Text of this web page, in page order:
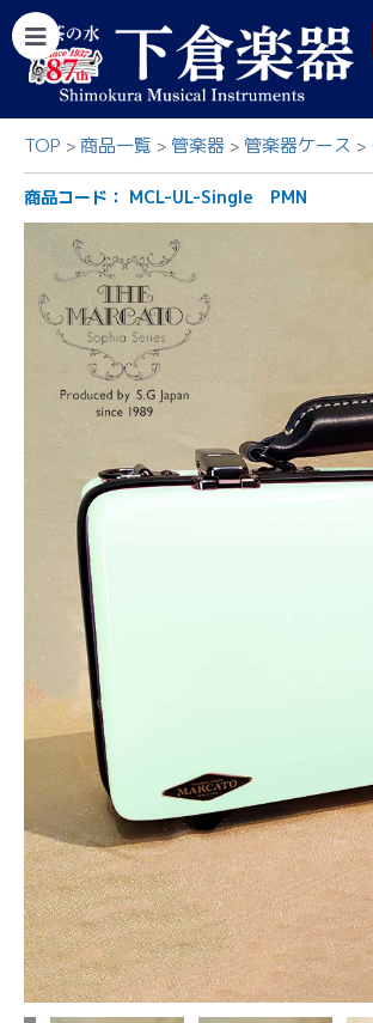
TOP 商品一覧 管楽器 管楽器ケース
商品コード： MCL-UL-Single PMN